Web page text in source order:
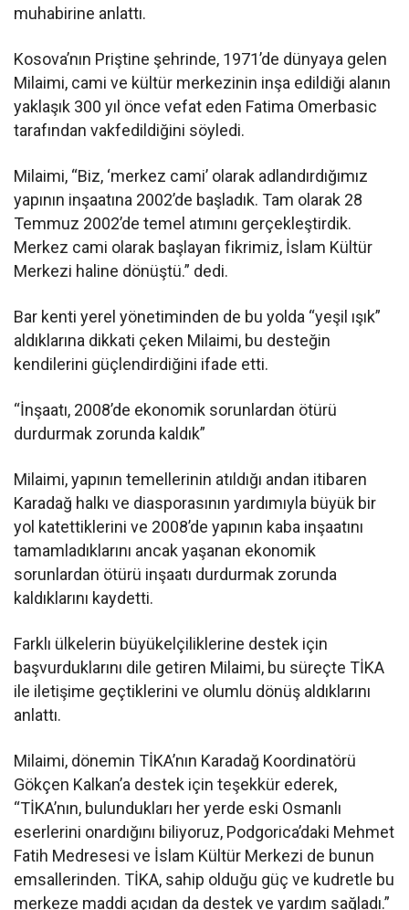
muhabirine anlattı.
Kosova’nın Priştine şehrinde, 1971’de dünyaya gelen
Milaimi, cami ve kültür merkezinin inşa edildiği alanın
yaklaşık 300 yıl önce vefat eden Fatima Omerbasic
tarafından vakfedildiğini söyledi.
Milaimi, “Biz, ‘merkez cami’ olarak adlandırdığımız
yapının inşaatına 2002’de başladık. Tam olarak 28
Temmuz 2002’de temel atımını gerçekleştirdik.
Merkez cami olarak başlayan fikrimiz, İslam Kültür
Merkezi haline dönüştü.” dedi.
Bar kenti yerel yönetiminden de bu yolda “yeşil ışık”
aldıklarına dikkati çeken Milaimi, bu desteğin
kendilerini güçlendirdiğini ifade etti.
“İnşaatı, 2008’de ekonomik sorunlardan ötürü
durdurmak zorunda kaldık”
Milaimi, yapının temellerinin atıldığı andan itibaren
Karadağ halkı ve diasporasının yardımıyla büyük bir
yol katettiklerini ve 2008’de yapının kaba inşaatını
tamamladıklarını ancak yaşanan ekonomik
sorunlardan ötürü inşaatı durdurmak zorunda
kaldıklarını kaydetti.
Farklı ülkelerin büyükelçiliklerine destek için
başvurduklarını dile getiren Milaimi, bu süreçte TİKA
ile iletişime geçtiklerini ve olumlu dönüş aldıklarını
anlattı.
Milaimi, dönemin TİKA’nın Karadağ Koordinatörü
Gökçen Kalkan’a destek için teşekkür ederek,
“TİKA’nın, bulundukları her yerde eski Osmanlı
eserlerini onardığını biliyoruz, Podgorica’daki Mehmet
Fatih Medresesi ve İslam Kültür Merkezi de bunun
emsallerinden. TİKA, sahip olduğu güç ve kudretle bu
merkeze maddi açıdan da destek ve yardım sağladı.”